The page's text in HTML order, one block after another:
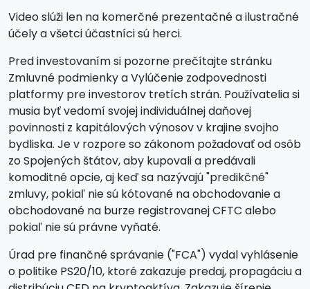
Video slúži len na komerčné prezentačné a ilustračné
účely a všetci účastníci sú herci.
Pred investovaním si pozorne prečítajte stránku
Zmluvné podmienky a Vylúčenie zodpovednosti
platformy pre investorov tretích strán. Používatelia si
musia byť vedomí svojej individuálnej daňovej
povinnosti z kapitálových výnosov v krajine svojho
bydliska. Je v rozpore so zákonom požadovať od osôb
zo Spojených štátov, aby kupovali a predávali
komoditné opcie, aj keď sa nazývajú "predikčné"
zmluvy, pokiaľ nie sú kótované na obchodovanie a
obchodované na burze registrovanej CFTC alebo
pokiaľ nie sú právne vyňaté.
Úrad pre finančné správanie ("FCA") vydal vyhlásenie
o politike PS20/10, ktoré zakazuje predaj, propagáciu a